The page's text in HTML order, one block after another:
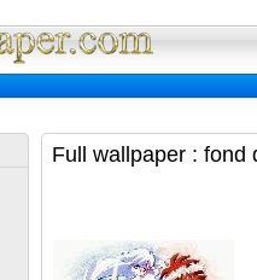
Full wallpaper : fond